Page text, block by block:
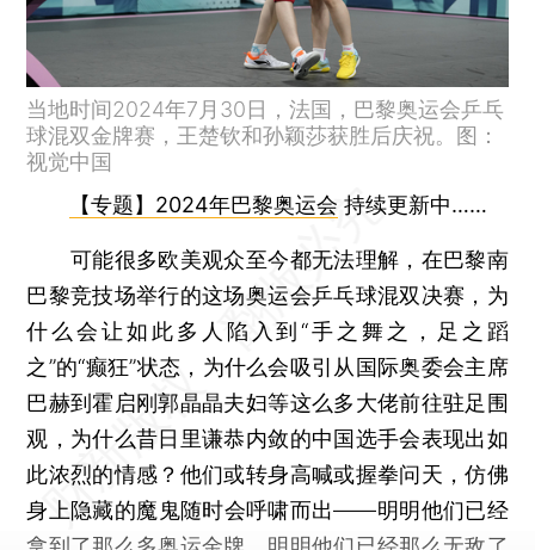
当地时间2024年7月30日，法国，巴黎奥运会乒乓
球混双金牌赛，王楚钦和孙颖莎获胜后庆祝。图：
视觉中国
【专题】2024年巴黎奥运会 持续更新中……
可能很多欧美观众至今都无法理解，在巴黎南
巴黎竞技场举行的这场奥运会乒乓球混双决赛，为
什么会让如此多人陷入到“手之舞之，足之蹈
之”的“癫狂”状态，为什么会吸引从国际奥委会主席
巴赫到霍启刚郭晶晶夫妇等这么多大佬前往驻足围
观，为什么昔日里谦恭内敛的中国选手会表现出如
此浓烈的情感？他们或转身高喊或握拳问天，仿佛
身上隐藏的魔鬼随时会呼啸而出——明明他们已经